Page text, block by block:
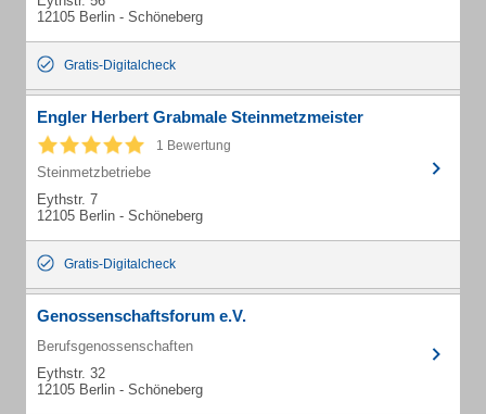
12105 Berlin - Schöneberg
Gratis-Digitalcheck
Engler Herbert Grabmale Steinmetzmeister
1 Bewertung
Steinmetzbetriebe
Eythstr. 7
12105 Berlin - Schöneberg
Gratis-Digitalcheck
Genossenschaftsforum e.V.
Berufsgenossenschaften
Eythstr. 32
12105 Berlin - Schöneberg